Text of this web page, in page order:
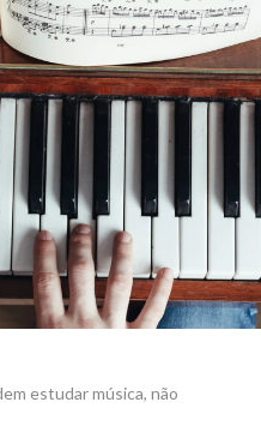
que frequentam os Jardins-